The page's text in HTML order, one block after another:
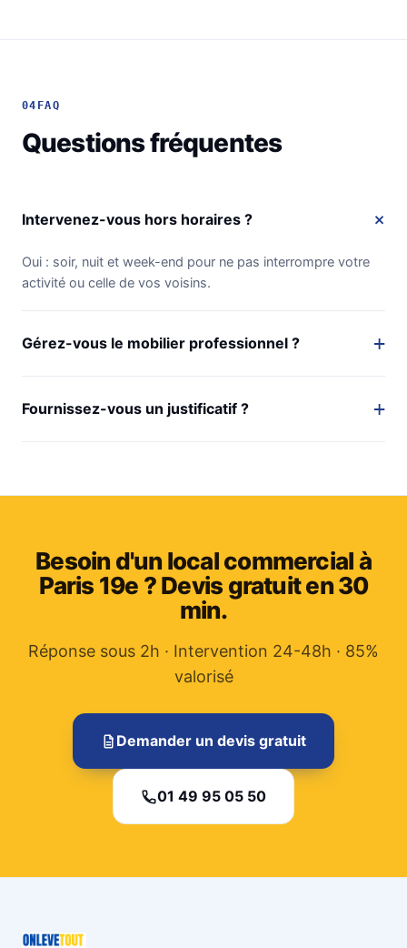
04 FAQ
Questions fréquentes
Intervenez-vous hors horaires ?
Oui : soir, nuit et week-end pour ne pas interrompre votre
activité ou celle de vos voisins.
Gérez-vous le mobilier professionnel ?
Fournissez-vous un justificatif ?
Besoin d'un local commercial à
Paris 19e ? Devis gratuit en 30
min.
Réponse sous 2h · Intervention 24-48h · 85%
valorisé
Demander un devis gratuit
01 49 95 05 50